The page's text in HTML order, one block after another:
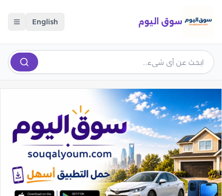
سوق اليوم English